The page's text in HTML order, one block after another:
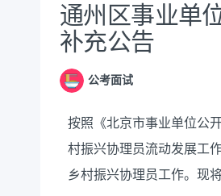
通州区事业单
补充公告
公考面试
按照《北京市事业单位公
村振兴协理员流动发展工
乡村振兴协理员工作。现